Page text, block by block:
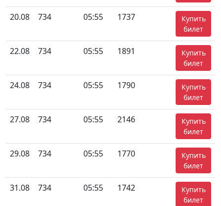
20.08 734 05:55 1737
Купить
билет
22.08 734 05:55 1891
Купить
билет
24.08 734 05:55 1790
Купить
билет
27.08 734 05:55 2146
Купить
билет
29.08 734 05:55 1770
Купить
билет
31.08 734 05:55 1742
Купить
билет